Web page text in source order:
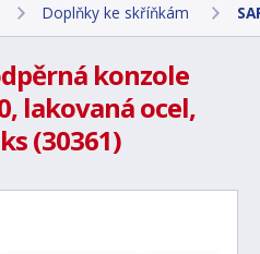
Doplňky ke skříňkám
konzole
lakovaná ocel,
(30361)